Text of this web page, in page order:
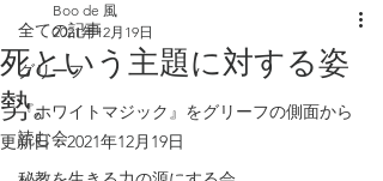
全ての記事
グリーフ
『ホワイトマジック』をグリーフの側面から
読む会
死という主題に対する姿
勢。
Boo de 風
2021年12月19日
更新日：2021年12月19日